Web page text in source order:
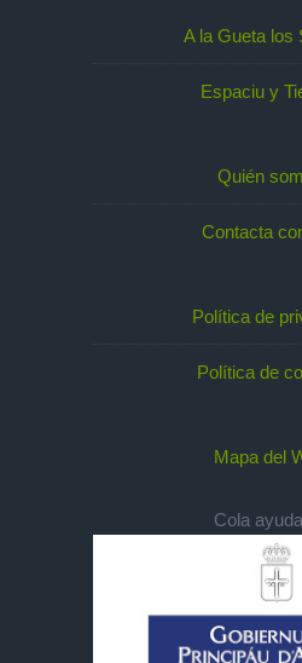
A la Gueta los
Espaciu y
Quién
Contacta
Política de
Política de
Mapa del
Cola